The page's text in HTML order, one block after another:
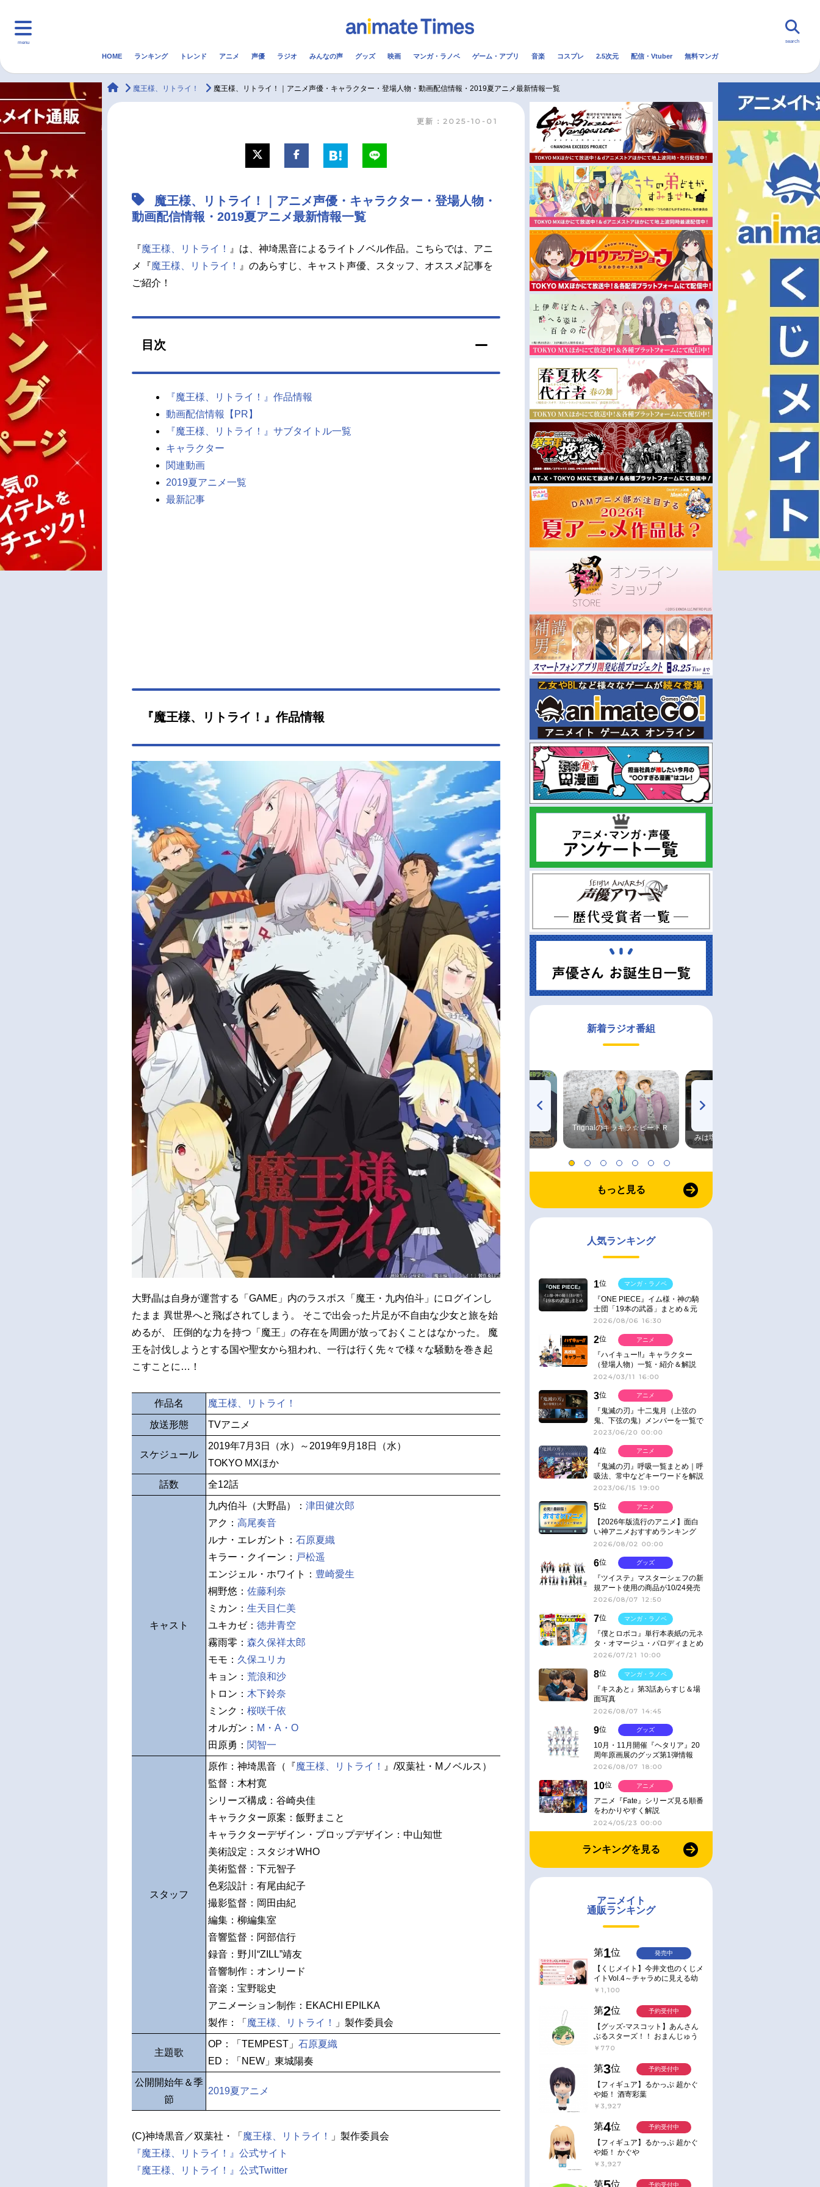
menu
マンガ・ラノベ 2.5次元 配信・Vtuber トレンド 無料マンガ
声優記事一覧
アニメ映画一覧
男性声優/女性声優一覧
今期アニメ曜日別一覧
夏アニメ
秋アニメ
冬アニメ
search
HOME ランキング トレンド アニメ 声優 ラジオ みんなの声 グッズ 映画 マンガ・ラノベ ゲーム・アプリ 音楽 コスプレ 2.5次元 配信・Vtuber 無料マンガ
animateTimes
魔王様、リトライ！ 魔王様、リトライ！｜アニメ声優・キャラクター・登場人物・動画配信情報・2019夏アニメ最新情報一覧
更新：2025-10-01
魔王様、リトライ！｜アニメ声優・キャラクター・登場人物・
動画配信情報・2019夏アニメ最新情報一覧
『魔王様、リトライ！
』は、神埼黒音によるライトノベル作品。こちらでは、アニ
メ『魔王様、リトライ！
』のあらすじ、キャスト声優、スタッフ、オススメ記事を
ご紹介！
目次
『魔王様、リトライ！』作品情報
動画配信情報【PR】
『魔王様、リトライ！』サブタイトル一覧
キャラクター
関連動画
2019夏アニメ一覧
最新記事
『魔王様、リトライ！』作品情報
大野晶は自身が運営する「GAME」内のラスボス「魔王・九内伯斗」にログインし
たまま 異世界へと飛ばされてしまう。 そこで出会った片足が不自由な少女と旅を始
めるが、 圧倒的な力を持つ「魔王」の存在を周囲が放っておくことはなかった。 魔
王を討伐しようとする国や聖女から狙われ、一行は行く先々で様々な騒動を巻き起
こすことに…！
作品名 魔王様、リトライ！
放送形態 TVアニメ
スケジュール
2019年7月3日（水）～2019年9月18日（水）
TOKYO MXほか
話数 全12話
キャスト
九内伯斗（大野晶）： 津田健次郎
アク： 高尾奏音
ルナ・エレガント： 石原夏織
キラー・クイーン： 戸松遥
エンジェル・ホワイト： 豊崎愛生
桐野悠： 佐藤利奈
ミカン： 生天目仁美
ユキカゼ： 徳井青空
霧雨零： 森久保祥太郎
モモ： 久保ユリカ
キョン： 荒浪和沙
トロン： 木下鈴奈
ミンク： 桜咲千依
オルガン： M・A・O
田原勇： 関智一
スタッフ
原作：神埼黒音（『 魔王様、リトライ！ 』/双葉社・Mノベルス）
監督：木村寛
シリーズ構成：谷崎央佳
キャラクター原案：飯野まこと
キャラクターデザイン・プロップデザイン：中山知世
美術設定：スタジオWHO
美術監督：下元智子
色彩設計：有尾由紀子
撮影監督：岡田由紀
編集：柳編集室
音響監督：阿部信行
録音：野川“ZILL”靖友
音響制作：オンリード
音楽：宝野聡史
アニメーション制作：EKACHI EPILKA
製作：「 魔王様、リトライ！ 」製作委員会
主題歌
OP：「TEMPEST」 石原夏織
ED：「NEW」東城陽奏
公開開始年＆季
節
2019夏アニメ
(C)神埼黒音／双葉社・「 魔王様、リトライ！
」製作委員会
『魔王様、リトライ！』公式サイト
『魔王様、リトライ！』公式Twitter
新着ラジオ番組
TVアニメ『戦隊大失格』
radio 大直会 2nd season
ハイキュー!! 烏野高校放送部! Trignalのキラキラ☆ビートＲ
みは塩だけ
もっと見る
人気ランキング
1位
『ONE PIECE』イム様・神の騎
士団「19本の武器」まとめ＆元
ネタ
2026/08/06 16:30
マンガ・ラノベ
2位
『ハイキュー!!』キャラクター
（登場人物）一覧・紹介＆解説
2024/03/11 16:00
アニメ
3位
『鬼滅の刃』十二鬼月（上弦の
鬼、下弦の鬼）メンバーを一覧で
紹介＆解説（登場鬼の情報まと
2023/06/20 00:00
アニメ
4位
『鬼滅の刃』呼吸一覧まとめ｜呼
吸法、常中などキーワードを解説
2023/06/15 19:00
アニメ
5位
【2026年版流行のアニメ】面白
い神アニメおすすめランキング
【名作・話題作】｜ジャンル別人
2026/08/02 00:00
アニメ
6位
『ツイステ』マスターシェフの新
規アート使用の商品が10/24発売
2026/08/07 12:50
グッズ
7位
『僕とロボコ』単行本表紙の元ネ
タ・オマージュ・パロディまとめ
2026/07/21 10:00
マンガ・ラノベ
8位
『キスあと』第3話あらすじ＆場
面写真
2026/08/07 14:45
マンガ・ラノベ
9位
10月・11月開催『ヘタリア』20
周年原画展のグッズ第1弾情報
2026/08/07 18:00
グッズ
10位
アニメ『Fate』シリーズ見る順番
をわかりやすく解説
2024/05/23 00:00
アニメ
ランキングを見る
アニメイト
通販ランキング
第1位
【くじメイト】今井文也のくじメ
イトVol.4～チャラめに見える幼
馴染、実は一途で独占欲が強いん
￥1,100
発売中
第2位
【グッズ-マスコット】あんさん
ぶるスターズ！！ おまんじゅう
にぎにぎマスコット ねくすと2
￥770
予約受付中
第3位
【フィギュア】るかっぷ 超かぐ
や姫！ 酒寄彩葉
￥3,927
予約受付中
第4位
【フィギュア】るかっぷ 超かぐ
や姫！ かぐや
￥3,927
予約受付中
第 位 予約受付中